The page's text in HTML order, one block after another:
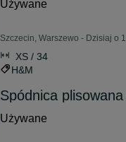
Używane
Szczecin, Warszewo - Dzisiaj o
XS / 34
H&M
Spódnica
Używane